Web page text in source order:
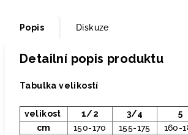
Popis Diskuze
Detailní popis produktu
Tabulka velikostí
velikost 1/2 3/4
5
cm
150-170 155-175
160-